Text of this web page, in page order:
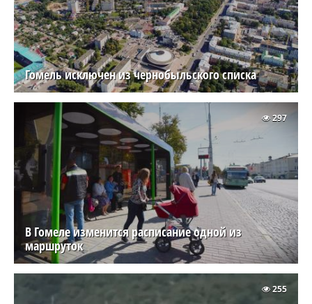
Гомель исключен из чернобыльского списка
В Гомеле изменится расписание одной из
маршруток
297
255